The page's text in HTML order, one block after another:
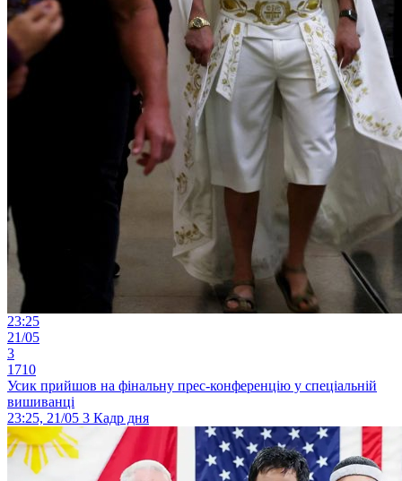
23:25
21/05
3
1710
Усик прийшов на фінальну прес-конференцію у спеціальній
вишиванці
23:25, 21/05 3 Кадр дня